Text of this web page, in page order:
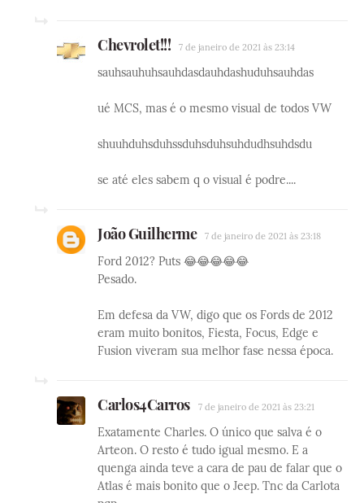
Chevrolet!!! 7 de janeiro de 2021 às 23:14
sauhsauhuhsauhdasdauhdashuduhsauhdas
ué MCS, mas é o mesmo visual de todos VW
shuuhduhsduhssduhsduhsuhdudhsuhdsdu
se até eles sabem q o visual é podre....
João Guilherme 7 de janeiro de 2021 às 23:18
Ford 2012? Puts 😂😂😂😂😂
Pesado.
Em defesa da VW, digo que os Fords de 2012
eram muito bonitos, Fiesta, Focus, Edge e
Fusion viveram sua melhor fase nessa época.
Carlos4Carros 7 de janeiro de 2021 às 23:21
Exatamente Charles. O único que salva é o
Arteon. O resto é tudo igual mesmo. E a
quenga ainda teve a cara de pau de falar que o
Atlas é mais bonito que o Jeep. Tnc da Carlota